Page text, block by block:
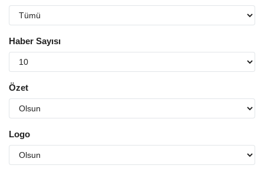
Haber Sayısı
Özet
Logo